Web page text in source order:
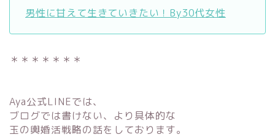
男性に甘えて生きていきたい！By30代女性
＊＊＊＊＊＊＊
Aya公式LINEでは、
ブログでは書けない、より具体的な
玉の輿婚活戦略の話をしております。